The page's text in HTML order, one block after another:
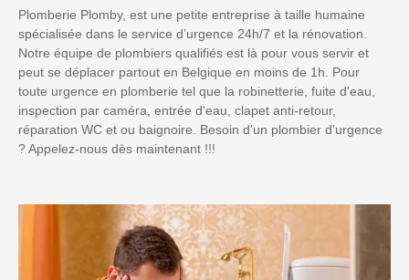
Plomberie Plomby, est une petite entreprise à taille humaine
spécialisée dans le service d’urgence 24h/7 et la rénovation.
Notre équipe de plombiers qualifiés est là pour vous servir et
peut se déplacer partout en Belgique en moins de 1h. Pour
toute urgence en plomberie tel que la robinetterie, fuite d'eau,
inspection par caméra, entrée d'eau, clapet anti-retour,
réparation WC et ou baignoire. Besoin d'un plombier d'urgence
? Appelez-nous dès maintenant !!!